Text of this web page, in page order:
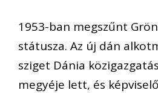
1953-ban megszűnt
státusza. Az új dán
sziget Dánia
megyéje lett, és